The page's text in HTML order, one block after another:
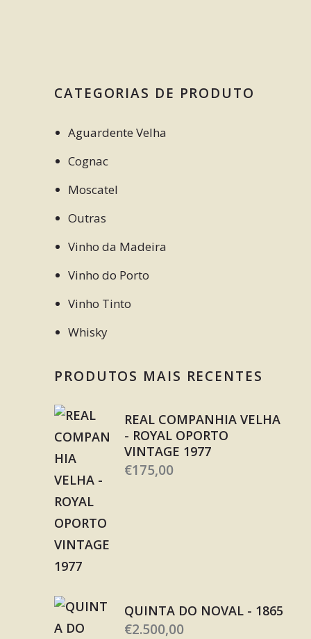
CATEGORIAS DE PRODUTO
Aguardente Velha
Cognac
Moscatel
Outras
Vinho da Madeira
Vinho do Porto
Vinho Tinto
Whisky
PRODUTOS MAIS RECENTES
REAL COMPANHIA VELHA
- ROYAL OPORTO
VINTAGE 1977
€175,00
QUINTA DO NOVAL - 1865
€2.500,00